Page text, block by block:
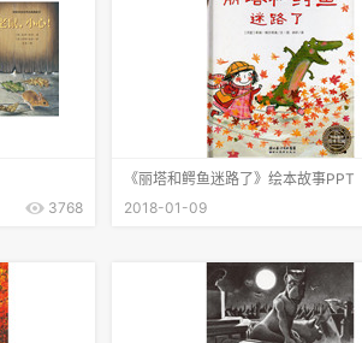
3768
《丽塔和鳄鱼迷路了》绘本故事PPT
2018-01-09